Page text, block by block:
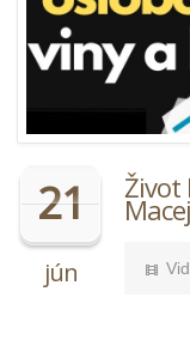
21
jún
Život
Macej